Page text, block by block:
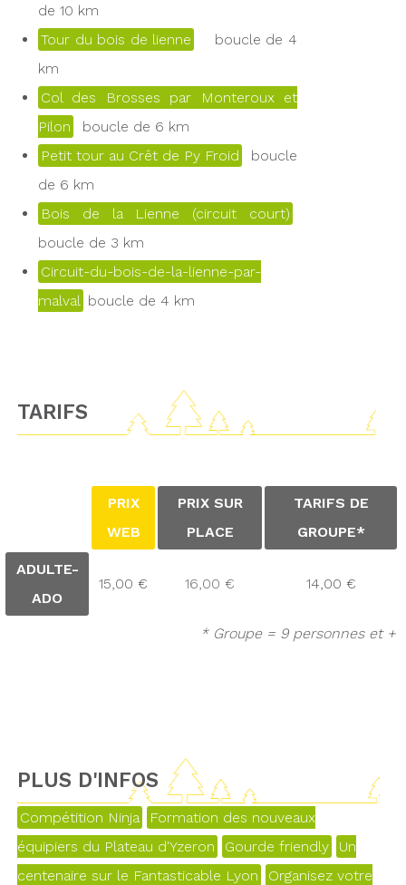
de 10 km
Tour du bois de lienne
boucle de 4
km
Col des Brosses par Monteroux et
Pilon
boucle de 6 km
Petit tour au Crêt de Py Froid
boucle
de 6 km
Bois de la Lienne (circuit court)
boucle de 3 km
Circuit-du-bois-de-la-lienne-par-
malval boucle de 4 km
TARIFS
PRIX
WEB
PRIX SUR
PLACE
TARIFS DE
GROUPE*
ADULTE-
ADO
15,00 € 16,00 € 14,00 €
* Groupe = 9 personnes et +
PLUS D'INFOS
Compétition Ninja
Formation des nouveaux
équipiers du Plateau d'Yzeron
Gourde friendly
Un
centenaire sur le Fantasticable Lyon
Organisez votre